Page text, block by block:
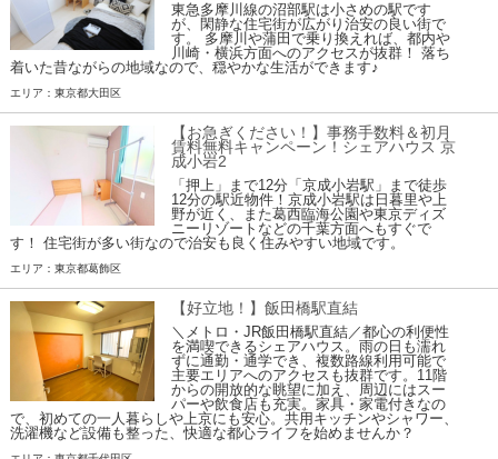
東急多摩川線の沼部駅は小さめの駅です
が、閑静な住宅街が広がり治安の良い街で
す。 多摩川や蒲田で乗り換えれば、都内や
川崎・横浜方面へのアクセスが抜群！ 落ち
着いた昔ながらの地域なので、穏やかな生活ができます♪
エリア：東京都大田区
【お急ぎください！】事務手数料＆初月
賃料無料キャンペーン！シェアハウス 京
成小岩2
「押上」まで12分「京成小岩駅」まで徒歩
12分の駅近物件！京成小岩駅は日暮里や上
野が近く、また葛西臨海公園や東京ディズ
ニーリゾートなどの千葉方面へもすぐで
す！ 住宅街が多い街なので治安も良く住みやすい地域です。
エリア：東京都葛飾区
【好立地！】飯田橋駅直結
＼メトロ・JR飯田橋駅直結／都心の利便性
を満喫できるシェアハウス。雨の日も濡れ
ずに通勤・通学でき、複数路線利用可能で
主要エリアへのアクセスも抜群です。11階
からの開放的な眺望に加え、周辺にはスー
パーや飲食店も充実。家具・家電付きなの
で、初めての一人暮らしや上京にも安心。共用キッチンやシャワー、
洗濯機など設備も整った、快適な都心ライフを始めませんか？